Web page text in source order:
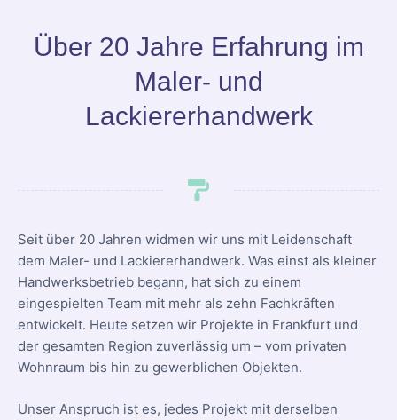
Über 20 Jahre Erfahrung im
Maler- und
Lackiererhandwerk
Seit über 20 Jahren widmen wir uns mit Leidenschaft
dem Maler- und Lackiererhandwerk. Was einst als kleiner
Handwerksbetrieb begann, hat sich zu einem
eingespielten Team mit mehr als zehn Fachkräften
entwickelt. Heute setzen wir Projekte in Frankfurt und
der gesamten Region zuverlässig um – vom privaten
Wohnraum bis hin zu gewerblichen Objekten.
Unser Anspruch ist es, jedes Projekt mit derselben